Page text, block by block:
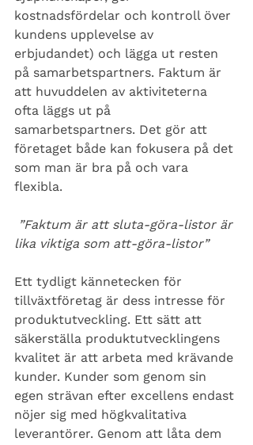
kostnadsfördelar och kontroll över
kundens upplevelse av
erbjudandet) och lägga ut resten
på samarbetspartners. Faktum är
att huvuddelen av aktiviteterna
ofta läggs ut på
samarbetspartners. Det gör att
företaget både kan fokusera på det
som man är bra på och vara
flexibla.
”Faktum är att sluta-göra-listor är
lika viktiga som att-göra-listor”
Ett tydligt kännetecken för
tillväxtföretag är dess intresse för
produktutveckling. Ett sätt att
säkerställa produktutvecklingens
kvalitet är att arbeta med krävande
kunder. Kunder som genom sin
egen strävan efter excellens endast
nöjer sig med högkvalitativa
leverantörer. Genom att låta dem